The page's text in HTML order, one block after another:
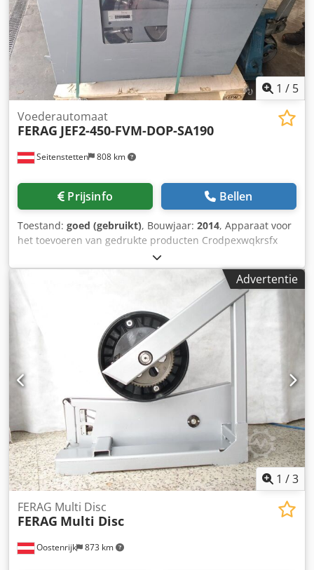
1 / 5
Seitenstetten 808 km
Voederautomaat
FERAG JEF2-450-FVM-DOP-SA190
Prijsinfo Bellen
Toestand: goed (gebruikt), Bouwjaar: 2014, Apparaat voor
het toevoeren van gedrukte producten Crodpexwqkrsfx
Advertentie
1 /3
Oostenrijk 873 km
FERAG Multi Disc
FERAG Multi Disc